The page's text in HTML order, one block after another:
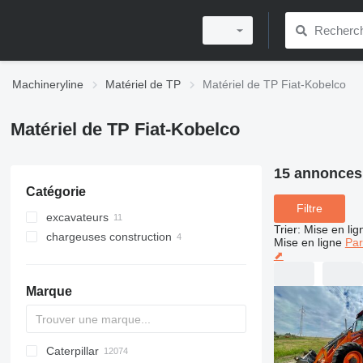
Machineryline Matériel de TP Matériel de TP Fiat-Kobelco
Matériel de TP Fiat-Kobelco
Catégorie
excavateurs
pelles sur chenilles
mini-pelles
chargeuses construction
Marque
Titan
AL
SP
AX
X-Series
AFW
HD
FlexiROC
1304
400 - series
BC
BG
BB
553
GSH
Leonardo
AHK
K-series
CK
3.5
B-series
450
Caterpillar
15
Filtre
Trier: Mise en
Mise en ligne
⬈